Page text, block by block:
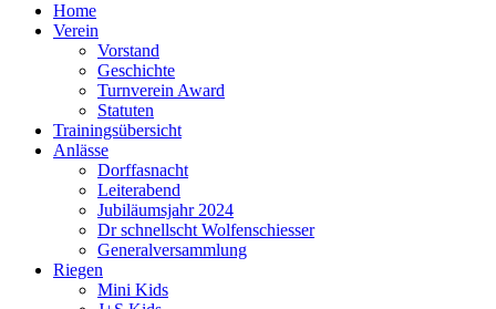
Home
Verein
Vorstand
Geschichte
Turnverein Award
Statuten
Trainingsübersicht
Anlässe
Dorffasnacht
Leiterabend
Jubiläumsjahr 2024
Dr schnellscht Wolfenschiesser
Generalversammlung
Riegen
Mini Kids